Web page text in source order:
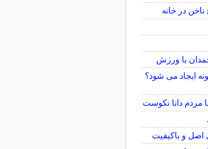
در خانه
با ورزش
ایجاد می شود؟
مردم دانا نكوست
اصل و باکیفیت